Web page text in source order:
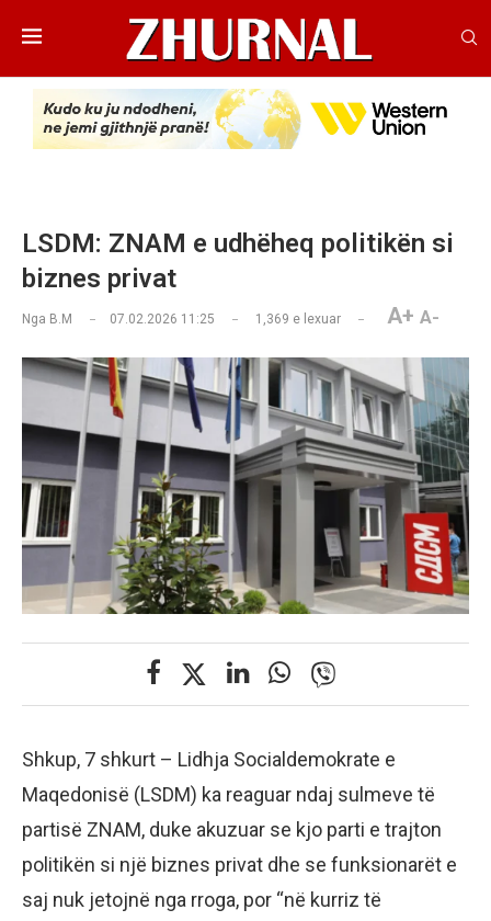
LSDM: ZNAM e udhëheq politikën si
biznes privat
Nga B.M 07.02.2026 11:25 1,369 e lexuar A+ A-
Shkup, 7 shkurt – Lidhja Socialdemokrate e
Maqedonisë (LSDM) ka reaguar ndaj sulmeve të
partisë ZNAM, duke akuzuar se kjo parti e trajton
politikën si një biznes privat dhe se funksionarët e
saj nuk jetojnë nga rroga, por “në kurriz të